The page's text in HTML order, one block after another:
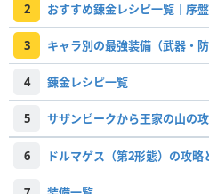
2 おすすめ錬金レシピ一覧｜序
3 キャラ別の最強装備（武器・防
4 錬金レシピ一覧
5 サザンビークから王家の山の
6 ドルマゲス（第2形態）の攻略